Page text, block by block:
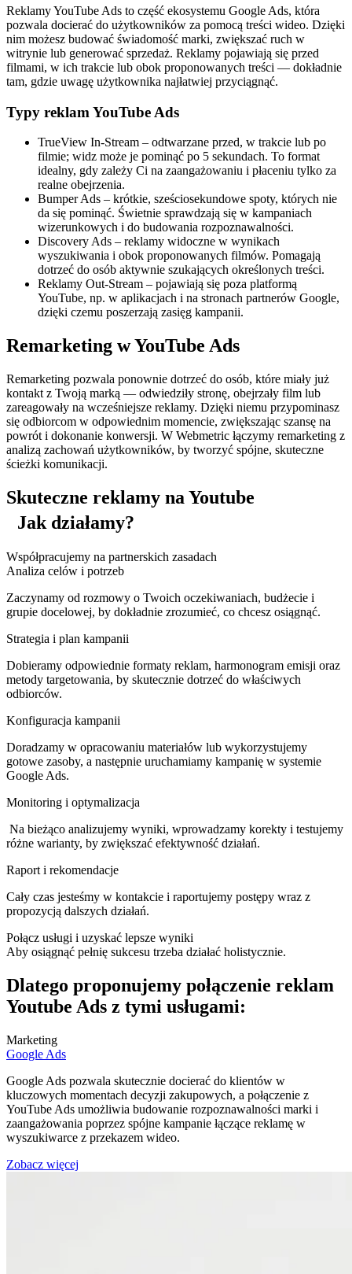
Reklamy YouTube Ads to część ekosystemu Google Ads, która
pozwala docierać do użytkowników za pomocą treści wideo. Dzięki
nim możesz budować świadomość marki, zwiększać ruch w
witrynie lub generować sprzedaż. Reklamy pojawiają się przed
filmami, w ich trakcie lub obok proponowanych treści — dokładnie
tam, gdzie uwagę użytkownika najłatwiej przyciągnąć.
Typy reklam YouTube Ads
TrueView In-Stream – odtwarzane przed, w trakcie lub po
filmie; widz może je pominąć po 5 sekundach. To format
idealny, gdy zależy Ci na zaangażowaniu i płaceniu tylko za
realne obejrzenia.
Bumper Ads – krótkie, sześciosekundowe spoty, których nie
da się pominąć. Świetnie sprawdzają się w kampaniach
wizerunkowych i do budowania rozpoznawalności.
Discovery Ads – reklamy widoczne w wynikach
wyszukiwania i obok proponowanych filmów. Pomagają
dotrzeć do osób aktywnie szukających określonych treści.
Reklamy Out-Stream – pojawiają się poza platformą
YouTube, np. w aplikacjach i na stronach partnerów Google,
dzięki czemu poszerzają zasięg kampanii.
Remarketing w YouTube Ads
Remarketing pozwala ponownie dotrzeć do osób, które miały już
kontakt z Twoją marką — odwiedziły stronę, obejrzały film lub
zareagowały na wcześniejsze reklamy. Dzięki niemu przypominasz
się odbiorcom w odpowiednim momencie, zwiększając szansę na
powrót i dokonanie konwersji. W Webmetric łączymy remarketing z
analizą zachowań użytkowników, by tworzyć spójne, skuteczne
ścieżki komunikacji.
Skuteczne reklamy na Youtube
Jak działamy?
Współpracujemy na partnerskich zasadach
Analiza celów i potrzeb
Zaczynamy od rozmowy o Twoich oczekiwaniach, budżecie i
grupie docelowej, by dokładnie zrozumieć, co chcesz osiągnąć.
Strategia i plan kampanii
Dobieramy odpowiednie formaty reklam, harmonogram emisji oraz
metody targetowania, by skutecznie dotrzeć do właściwych
odbiorców.
Konfiguracja kampanii
Doradzamy w opracowaniu materiałów lub wykorzystujemy
gotowe zasoby, a następnie uruchamiamy kampanię w systemie
Google Ads.
Monitoring i optymalizacja
Na bieżąco analizujemy wyniki, wprowadzamy korekty i testujemy
różne warianty, by zwiększać efektywność działań.
Raport i rekomendacje
Cały czas jesteśmy w kontakcie i raportujemy postępy wraz z
propozycją dalszych działań.
Połącz usługi i uzyskać lepsze wyniki
Aby osiągnąć pełnię sukcesu trzeba działać holistycznie.
Dlatego proponujemy połączenie reklam
Youtube Ads z tymi usługami:
Marketing
Google Ads
Google Ads pozwala skutecznie docierać do klientów w
kluczowych momentach decyzji zakupowych, a połączenie z
YouTube Ads umożliwia budowanie rozpoznawalności marki i
zaangażowania poprzez spójne kampanie łączące reklamę w
wyszukiwarce z przekazem wideo.
Zobacz więcej